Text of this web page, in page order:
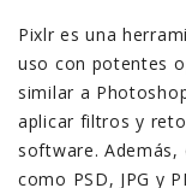
Pixlr es una
uso con potentes
similar a
aplicar filtros y
software.
como PSD, JPG y